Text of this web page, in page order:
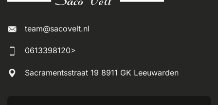
team@sacovelt.nl
0613398120>
Sacramentsstraat 19 8911 GK Leeuwarden